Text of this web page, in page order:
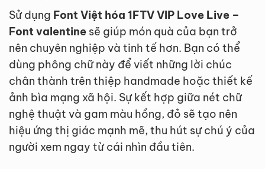
Sử dụng Font Việt hóa 1FTV VIP Love Live –
Font valentine sẽ giúp món quà của bạn trở
nên chuyên nghiệp và tinh tế hơn. Bạn có thể
dùng phông chữ này để viết những lời chúc
chân thành trên thiệp handmade hoặc thiết kế
ảnh bìa mạng xã hội. Sự kết hợp giữa nét chữ
nghệ thuật và gam màu hồng, đỏ sẽ tạo nên
hiệu ứng thị giác mạnh mẽ, thu hút sự chú ý của
người xem ngay từ cái nhìn đầu tiên.